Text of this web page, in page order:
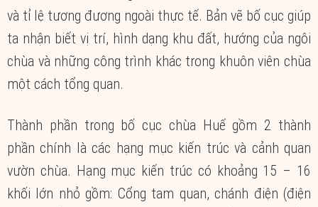
và tỉ lệ tương đương ngoài thực tế. Bản vẽ bố cục giúp
ta nhận biết vị trí, hình dạng khu đất, hướng của ngôi
chùa và những công trình khác trong khuôn viên chùa
một cách tổng quan.
Thành phần trong bố cục chùa Huế gồm 2 thành
phần chính là các hạng mục kiến trúc và cảnh quan
vườn chùa. Hạng mục kiến trúc có khoảng 15 – 16
khối lớn nhỏ gồm: Cổng tam quan, chánh điện (điện